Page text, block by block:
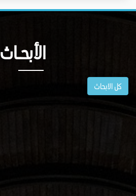
الأبحــاث
كل الابحاث